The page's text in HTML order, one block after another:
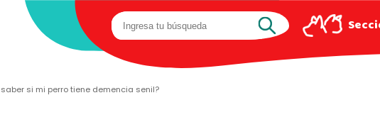
saber si mi perro tiene demencia senil?